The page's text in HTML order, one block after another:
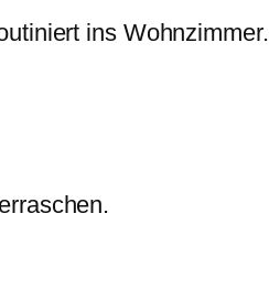
ins Wohnzimmer.